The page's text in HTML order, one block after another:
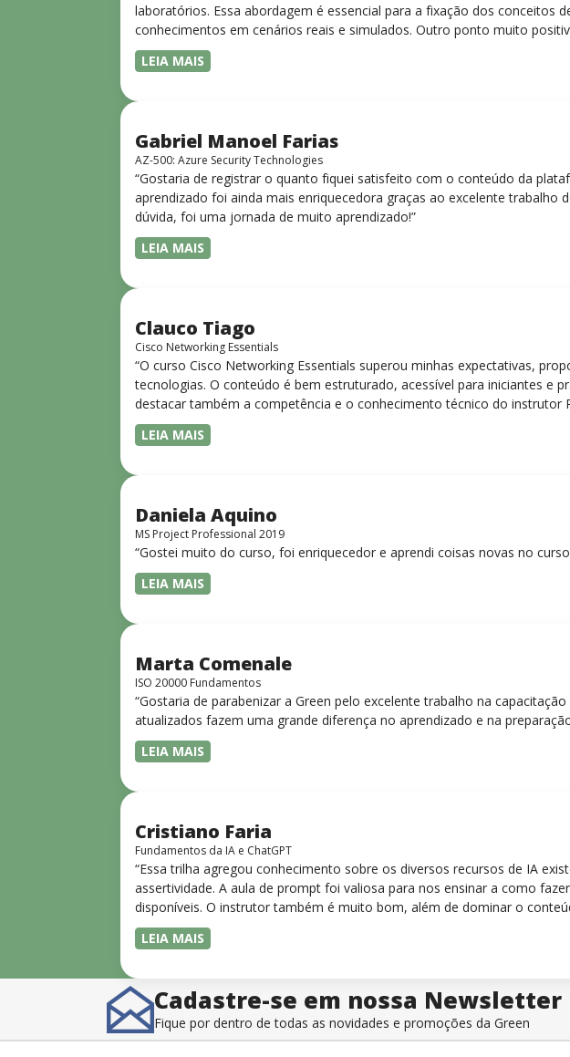
laboratórios. Essa abordagem é essencial para a fixação dos conceitos
conhecimentos em cenários reais e simulados. Outro ponto muito
progressiva, o que facilita o entendimento mesmo para quem não tem
LEIA MAIS
Gabriel Manoel Farias
AZ-500: Azure Security Technologies
“Gostaria de registrar o quanto fiquei satisfeito com o conteúdo da
aprendizado foi ainda mais enriquecedora graças ao excelente
dúvida, foi uma jornada de muito aprendizado!”
LEIA MAIS
Clauco Tiago
Cisco Networking Essentials
“O curso Cisco Networking Essentials superou minhas expectativas,
tecnologias. O conteúdo é bem estruturado, acessível para iniciantes e
destacar também a competência e o conhecimento técnico do
complexos de forma clara e objetiva. Sua didática facilitou o
desejam iniciar ou aprofundar seus conhecimentos em redes!”
LEIA MAIS
Daniela Aquino
MS Project Professional 2019
“Gostei muito do curso, foi enriquecedor e aprendi coisas novas no
LEIA MAIS
Marta Comenale
ISO 20000 Fundamentos
“Gostaria de parabenizar a Green pelo excelente trabalho na
atualizados fazem uma grande diferença no aprendizado e na
LEIA MAIS
Cristiano Faria
Fundamentos da IA e ChatGPT
“Essa trilha agregou conhecimento sobre os diversos recursos de IA
assertividade. A aula de prompt foi valiosa para nos ensinar a como
disponíveis. O instrutor também é muito bom, além de dominar o
LEIA MAIS
Cadastre-se em nossa Newsletter
Fique por dentro de todas as novidades e promoções da Green